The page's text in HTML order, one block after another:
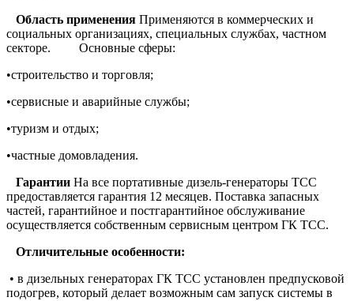
Область применения Применяются в коммерческих и
социальных организациях, специальных службах, частном
секторе. Основные сферы:
•строительство и торговля;
•сервисные и аварийные службы;
•туризм и отдых;
•частные домовладения.
Гарантии На все портативные дизель-генераторы ТСС
предоставляется гарантия 12 месяцев. Поставка запасных
частей, гарантийное и постгарантийное обслуживание
осуществляется собственным сервисным центром ГК ТСС.
Отличительные особенности:
• в дизельных генераторах ГК ТСС установлен предпусковой
подогрев, который делает возможным сам запуск системы в